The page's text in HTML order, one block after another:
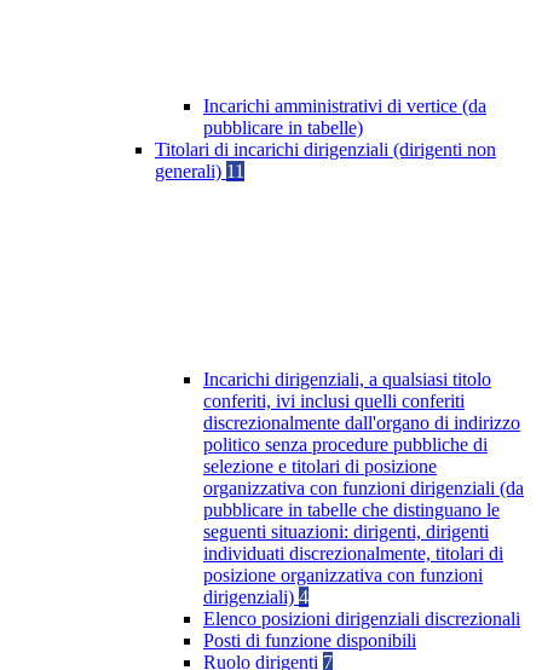
Incarichi amministrativi di vertice (da
pubblicare in tabelle)
Titolari di incarichi dirigenziali (dirigenti non
generali) 11
Incarichi dirigenziali, a qualsiasi titolo
conferiti, ivi inclusi quelli conferiti
discrezionalmente dall'organo di indirizzo
politico senza procedure pubbliche di
selezione e titolari di posizione
organizzativa con funzioni dirigenziali (da
pubblicare in tabelle che distinguano le
seguenti situazioni: dirigenti, dirigenti
individuati discrezionalmente, titolari di
posizione organizzativa con funzioni
dirigenziali) 4
Elenco posizioni dirigenziali discrezionali
Posti di funzione disponibili
Ruolo dirigenti 7